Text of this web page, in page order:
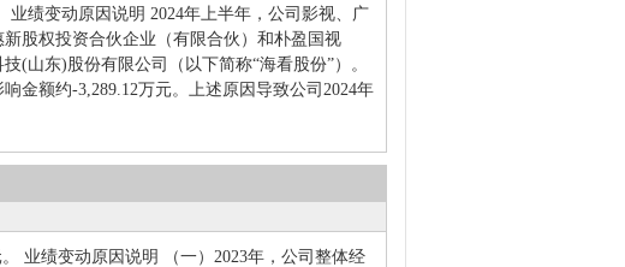
业绩变动原因说明 2024年上半年，公司影视、广
股权投资合伙企业（有限合伙）和朴盈国视
(山东)股份有限公司（以下简称“海看股份”）。
金额约-3,289.12万元。上述原因导致公司2024年
业绩变动原因说明 （一）2023年，公司整体经